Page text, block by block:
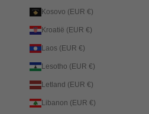
Kosovo (EUR €)
Kroatië (EUR €)
Laos (EUR €)
Lesotho (EUR €)
Letland (EUR €)
Libanon (EUR €)